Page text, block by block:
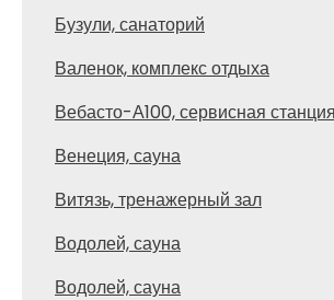
Бузули, санаторий
Валенок, комплекс отдыха
Вебасто-А100, сервисная станция
Венеция, сауна
Витязь, тренажерный зал
Водолей, сауна
Водолей, сауна